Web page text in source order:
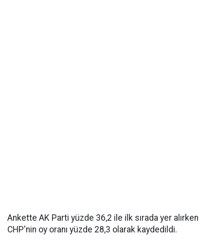
Ankette AK Parti yüzde 36,2 ile ilk sırada yer alırken
CHP'nin oy oranı yüzde 28,3 olarak kaydedildi.